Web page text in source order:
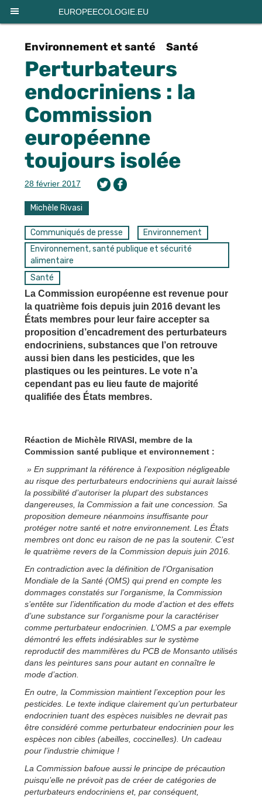
EUROPEECOLOGIE.EU
Environnement et santé Santé
Perturbateurs
endocriniens : la
Commission
européenne
toujours isolée
28 février 2017
Michèle Rivasi
Communiqués de presse
Environnement
Environnement, santé publique et sécurité
alimentaire
Santé
La Commission européenne est revenue pour
la quatrième fois depuis juin 2016 devant les
États membres pour leur faire accepter sa
proposition d’encadrement des perturbateurs
endocriniens, substances que l’on retrouve
aussi bien dans les pesticides, que les
plastiques ou les peintures. Le vote n’a
cependant pas eu lieu faute de majorité
qualifiée des États membres.
Réaction de Michèle RIVASI, membre de la
Commission santé publique et environnement :
» En supprimant la référence à l’exposition négligeable
au risque des perturbateurs endocriniens qui aurait laissé
la possibilité d’autoriser la plupart des substances
dangereuses, la Commission a fait une concession. Sa
proposition demeure néanmoins insuffisante pour
protéger notre santé et notre environnement. Les États
membres ont donc eu raison de ne pas la soutenir. C’est
le quatrième revers de la Commission depuis juin 2016.
En contradiction avec la définition de l’Organisation
Mondiale de la Santé (OMS) qui prend en compte les
dommages constatés sur l’organisme, la Commission
s’entête sur l’identification du mode d’action et des effets
d’une substance sur l’organisme pour la caractériser
comme perturbateur endocrinien. L’OMS a par exemple
démontré les effets indésirables sur le système
reproductif des mammifères du PCB de Monsanto utilisés
dans les peintures sans pour autant en connaître le
mode d’action.
En outre, la Commission maintient l’exception pour les
pesticides. Le texte indique clairement qu’un perturbateur
endocrinien tuant des espèces nuisibles ne devrait pas
être considéré comme perturbateur endocrinien pour les
espèces non cibles (abeilles, coccinelles). Un cadeau
pour l’industrie chimique !
La Commission bafoue aussi le principe de précaution
puisqu’elle ne prévoit pas de créer de catégories de
perturbateurs endocriniens et, par conséquent,